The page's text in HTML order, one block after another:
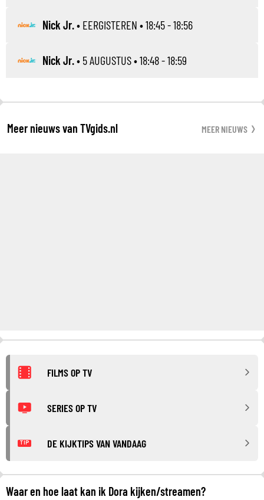
Nick Jr.• EERGISTEREN • 18:45 - 18:56
Nick Jr.• 5 AUGUSTUS• 18:48 - 18:59
Meer nieuws van TVgids.nl MEER NIEUWS
FILMS OP TV
SERIES OP TV
TIP DE KIJKTIPS VAN VANDAAG
Waar en hoe laat kan ik Dora kijken/streamen?